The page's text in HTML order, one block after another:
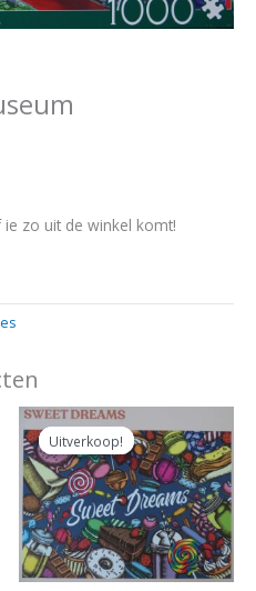
zo uit de winkel komt!
Uitverkoop!
Uitverkoop!
Oorspronkelijke
prijs
was:
€14,00.
Huidige
prijs
is:
€12,50.